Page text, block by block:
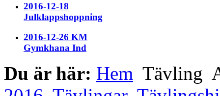
2016-12-18
Julklappshoppning
2016-12-26 KM
Gymkhana Ind
Du är här: Hem Tävling